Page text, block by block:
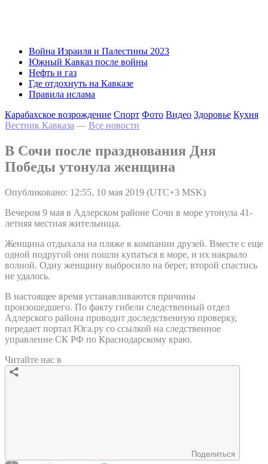
Война Израиля и Палестины 2023
Южный Кавказ после войны
Нефть и газ
Где отдохнуть на Кавказе
Правила ислама
Карабахское возрождение Спорт Фото Видео Здоровье Кухня
Вестник Кавказа — Все новости
В Сочи после празднования Дня
Победы утонула женщина
Опубликовано: 12:55, 10 мая 2019 (UTC+3 MSK)
Вечером 9 мая в Адлерском районе Сочи в море утонула 41-
летняя местная жительница.
Женщина отдыхала на пляже в компании друзей. Вместе с еще
одной подругой они пошли купаться в море, и их накрыло
волной. Одну женщину выбросило на берег, второй спастись
не удалось.
В настоящее время устанавливаются причины
произошедшего. По факту гибели следственный отдел
Адлерского района проводит доследственную проверку,
передает портал Юга.ру со ссылкой на следственное
управление СК РФ по Краснодарскому краю.
Читайте нас в
Поделиться